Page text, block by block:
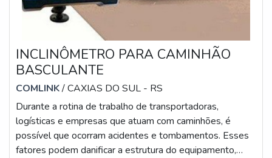
INCLINÔMETRO PARA CAMINHÃO
BASCULANTE
COMLINK/ CAXIAS DO SUL - RS
Durante a rotina de trabalho de transportadoras,
logísticas e empresas que atuam com caminhões, é
possível que ocorram acidentes e tombamentos. Esses
fatores podem danificar a estrutura do equipamento,